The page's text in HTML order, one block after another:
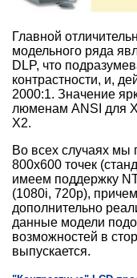
Главной
модельного ряда
DLP, что
контрастности, и,
2000:1. Значение
люменам ANSI для
Х2.
Во всех случаях мы
800х600 точек
имеем поддержку
(1080i, 720p),
дополнительно
данные модели
возможностей в
выпускается.